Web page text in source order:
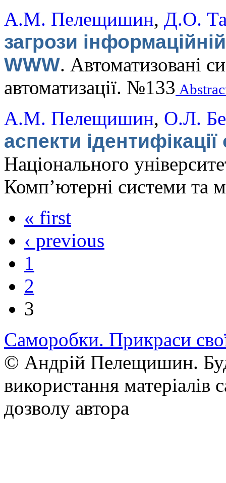
А.М. Пелещишин, Д.О.
загрози
WWW. Автоматизовані
автоматизації. №133
А.М. Пелещишин, О.Л.
аспекти
Національного
Комп’ютерні системи та
« first
‹ previous
1
2
3
Саморобки. Прикраси
© Андрій Пелещишин.
використання матеріалів
дозволу автора